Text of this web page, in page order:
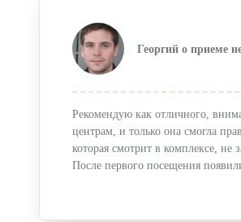
Георгий о приеме
Рекомендую как отличного,
центрам, и только она смогла
которая смотрит в комплексе, не
После первого посещения